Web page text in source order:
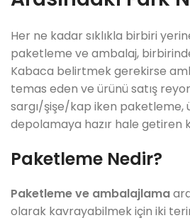
Her ne kadar sıklıkla birbiri
paketleme ve ambalaj,
Kabaca belirtmek gerekirse
temas eden ve ürünü satış
sargı/şişe/kap iken paketleme,
depolamaya hazır hale getiren
Paketleme Nedir?
Paketleme ve ambalajlama
olarak kavrayabilmek için iki